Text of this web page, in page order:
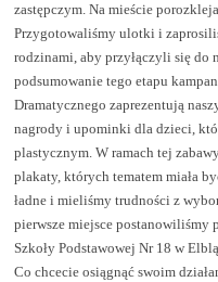
zastępczym. Na mieście
Przygotowaliśmy ulotki i
rodzinami, aby przyłączyli się do
podsumowanie tego etapu
Dramatycznego zaprezentują
nagrody i upominki dla dzieci,
plastycznym. W ramach tej
plakaty, których tematem miała
ładne i mieliśmy trudności z
pierwsze miejsce postanowiliśmy
Szkoły Podstawowej Nr 18 w
Co chcecie osiągnąć swoim